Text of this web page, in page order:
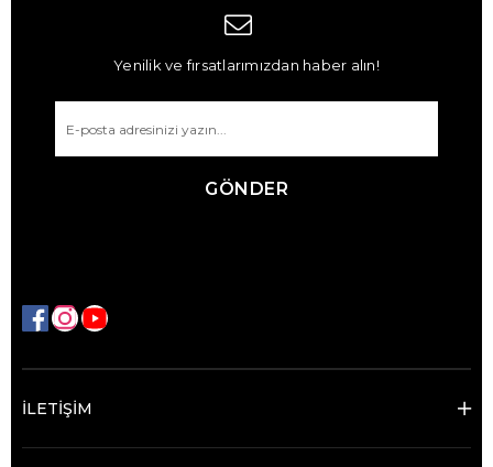
Yenilik ve fırsatlarımızdan haber alın!
GÖNDER
İLETİŞİM